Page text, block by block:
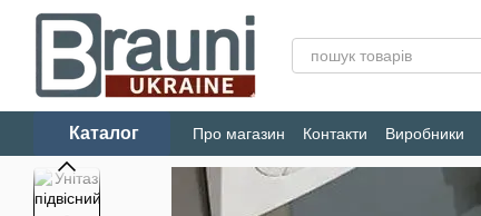
Перейти до основного контенту
Каталог Про магазин Контакти Виробники
Конфіденційність